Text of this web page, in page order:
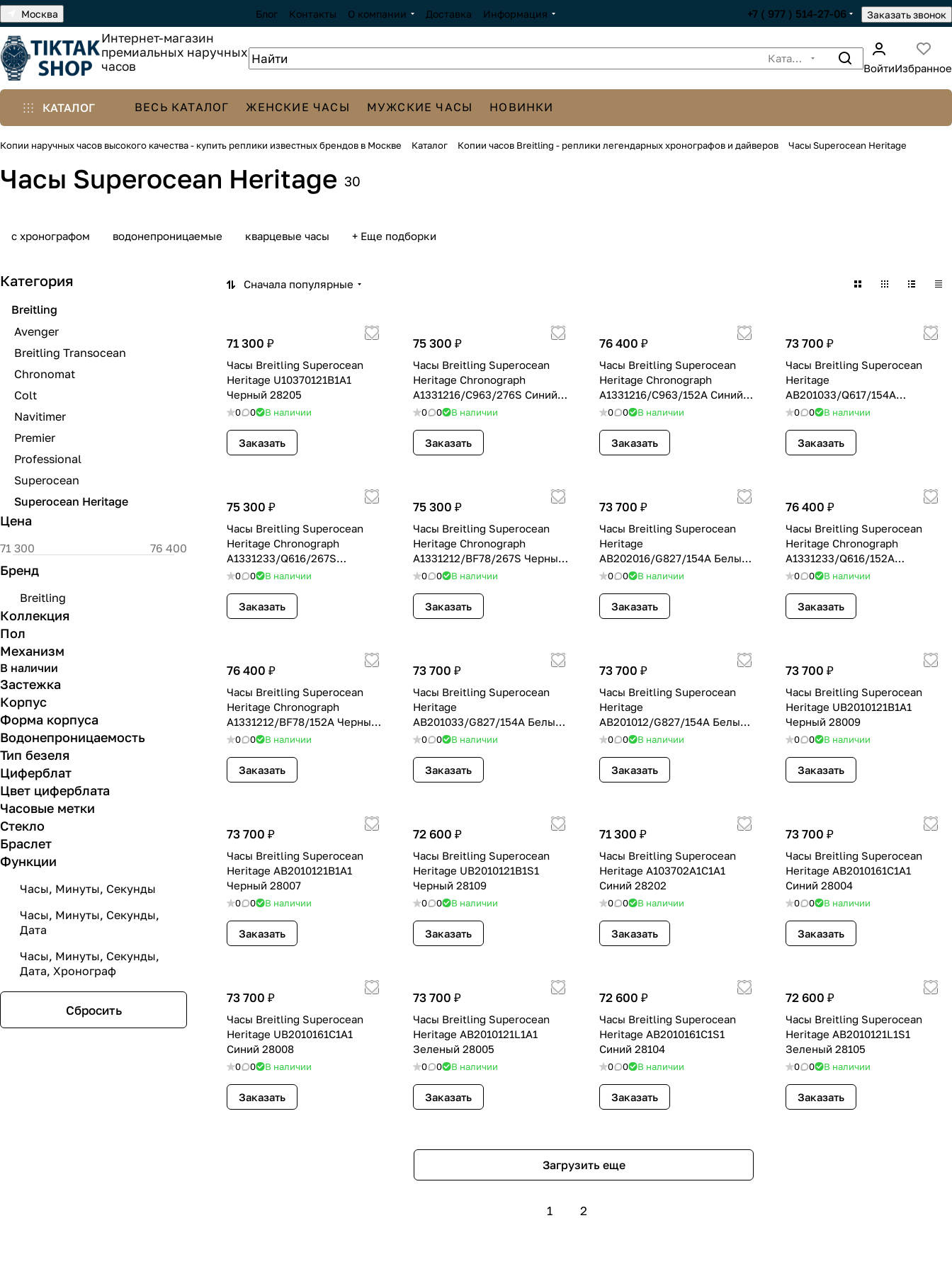
Москва Блог Контакты О компании Доставка Информация +7 ( 977 ) 514-27-06 Заказать звонок
Интернет-магазин
премиальных наручных
часов
ВойтиИзбранное
КАТАЛОГ ВЕСЬ КАТАЛОГ ЖЕНСКИЕ ЧАСЫ МУЖСКИЕ ЧАСЫ НОВИНКИ
Копии наручных часов высокого качества - купить реплики известных брендов в Москве Каталог Копии часов Breitling - реплики легендарных хронографов и дайверов Часы Superocean Heritage
Часы Superocean Heritage 30
с хронографом водонепроницаемые кварцевые часы + Еще подборки
Сначала популярные
71 300 ₽
Часы Breitling Superocean
Heritage U10370121B1A1
Черный 28205
0 0 В наличии
Заказать
75 300 ₽
Часы Breitling Superocean
Heritage Chronograph
A1331216/C963/276S Синий
27801
0 0 В наличии
Заказать
76 400 ₽
Часы Breitling Superocean
Heritage Chronograph
A1331216/C963/152A Синий
27701
0 0 В наличии
Заказать
73 700 ₽
Часы Breitling Superocean
Heritage
AB201033/Q617/154A
Коричневый 28006
0 0 В наличии
Заказать
75 300 ₽
Часы Breitling Superocean
Heritage Chronograph
A1331233/Q616/267S
Коричневый 27802
0 0 В наличии
Заказать
75 300 ₽
Часы Breitling Superocean
Heritage Chronograph
A1331212/BF78/267S Черный
27803
0 0 В наличии
Заказать
73 700 ₽
Часы Breitling Superocean
Heritage
AB202016/G827/154A Белый
28001
0 0 В наличии
Заказать
76 400 ₽
Часы Breitling Superocean
Heritage Chronograph
A1331233/Q616/152A
Коричневый 27702
0 0 В наличии
Заказать
76 400 ₽
Часы Breitling Superocean
Heritage Chronograph
A1331212/BF78/152A Черный
27703
0 0 В наличии
Заказать
73 700 ₽
Часы Breitling Superocean
Heritage
AB201033/G827/154A Белый
28002
0 0 В наличии
Заказать
73 700 ₽
Часы Breitling Superocean
Heritage
AB201012/G827/154A Белый
28003
0 0 В наличии
Заказать
73 700 ₽
Часы Breitling Superocean
Heritage UB2010121B1A1
Черный 28009
0 0 В наличии
Заказать
73 700 ₽
Часы Breitling Superocean
Heritage AB2010121B1A1
Черный 28007
0 0 В наличии
Заказать
72 600 ₽
Часы Breitling Superocean
Heritage UB2010121B1S1
Черный 28109
0 0 В наличии
Заказать
71 300 ₽
Часы Breitling Superocean
Heritage A103702A1C1A1
Синий 28202
0 0 В наличии
Заказать
73 700 ₽
Часы Breitling Superocean
Heritage AB2010161C1A1
Синий 28004
0 0 В наличии
Заказать
73 700 ₽
Часы Breitling Superocean
Heritage UB2010161C1A1
Синий 28008
0 0 В наличии
Заказать
73 700 ₽
Часы Breitling Superocean
Heritage AB2010121L1A1
Зеленый 28005
0 0 В наличии
Заказать
72 600 ₽
Часы Breitling Superocean
Heritage AB2010161C1S1
Синий 28104
0 0 В наличии
Заказать
72 600 ₽
Часы Breitling Superocean
Heritage AB2010121L1S1
Зеленый 28105
0 0 В наличии
Заказать
Загрузить еще
1 2
Категория
Breitling
Avenger
Breitling Transocean
Chronomat
Colt
Navitimer
Premier
Professional
Superocean
Superocean Heritage
Цена
Бренд
Breitling
Коллекция
Пол
Механизм
В наличии
Застежка
Корпус
Форма корпуса
Водонепроницаемость
Тип безеля
Циферблат
Цвет циферблата
Часовые метки
Стекло
Браслет
Функции
Часы, Минуты, Секунды
Часы, Минуты, Секунды,
Дата
Часы, Минуты, Секунды,
Дата, Хронограф
Сбросить